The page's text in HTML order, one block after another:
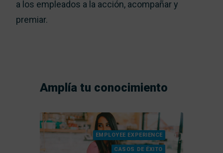
a los empleados a la acción, acompañar y
premiar.
Amplía tu conocimiento
EMPLOYEE EXPERIENCE
CASOS DE ÉXITO